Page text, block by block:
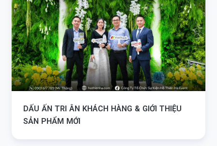
DẤU ẤN TRI ÂN KHÁCH HÀNG & GIỚI THIỆU
SẢN PHẨM MỚI